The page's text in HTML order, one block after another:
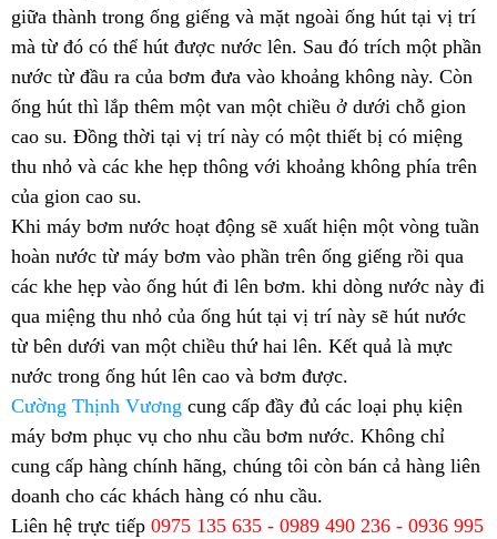
giữa thành trong ống giếng và mặt ngoài ống hút tại vị trí
mà từ đó có thể hút được nước lên. Sau đó trích một phần
nước từ đầu ra của bơm đưa vào khoảng không này. Còn
ống hút thì lắp thêm một van một chiều ở dưới chỗ gion
cao su. Đồng thời tại vị trí này có một thiết bị có miệng
thu nhỏ và các khe hẹp thông với khoảng không phía trên
của gion cao su.
Khi máy bơm nước hoạt động sẽ xuất hiện một vòng tuần
hoàn nước từ máy bơm vào phần trên ống giếng rồi qua
các khe hẹp vào ống hút đi lên bơm. khi dòng nước này đi
qua miệng thu nhỏ của ống hút tại vị trí này sẽ hút nước
từ bên dưới van một chiều thứ hai lên. Kết quả là mực
nước trong ống hút lên cao và bơm được.
Cường Thịnh Vương cung cấp đầy đủ các loại phụ kiện
máy bơm phục vụ cho nhu cầu bơm nước. Không chỉ
cung cấp hàng chính hãng, chúng tôi còn bán cả hàng liên
doanh cho các khách hàng có nhu cầu.
Liên hệ trực tiếp 0975 135 635 - 0989 490 236 - 0936 995